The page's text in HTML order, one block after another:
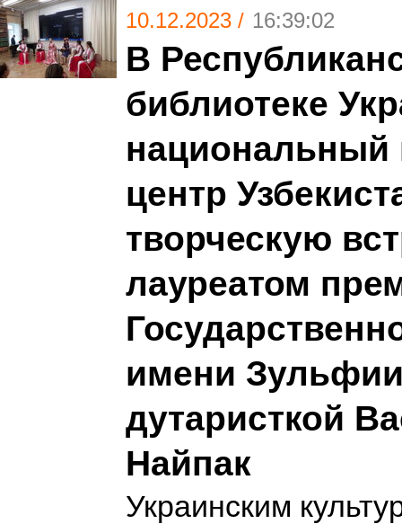
10.12.2023 / 16:39:02
В
библиотеке
национальный
центр
творческую
лауреатом
имени
дутаристкой
Найпак
Украинским